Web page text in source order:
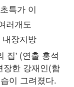
집' (연출 홍석
장한 강재인(함
이 그려졌다.